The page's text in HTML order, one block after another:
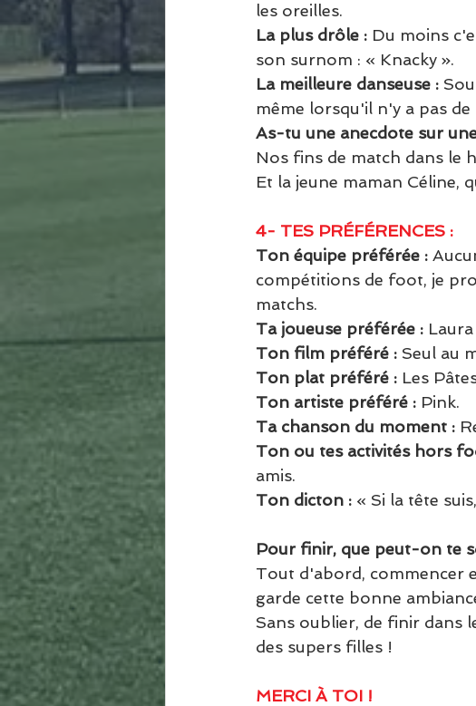
les oreilles.
La plus drôle : Du moins
son surnom : « Knacky ».
La meilleure danseuse :
même lorsqu'il n'y a pas de
As-tu une anecdote sur
Nos fins de match dans le
Et la jeune maman Céline,
4- TES PRÉFÉRENCES :
Ton équipe préférée :
compétitions de foot, je
matchs.
Ta joueuse préférée :
Ton film préféré : Seul au
Ton plat préféré : Les
Ton artiste préféré : Pink.
Ta chanson du moment :
Ton ou tes activités hors
amis.
Ton dicton : « Si la tête
Pour finir, que peut-on te
Tout d'abord, commencer
garde cette bonne
Sans oublier, de finir dans
des supers filles !
MERCI À TOI !